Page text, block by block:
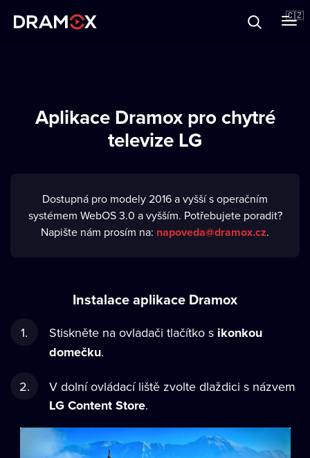
🇨🇿
Aplikace Dramox pro chytré
televize LG
Dostupná pro modely 2016 a vyšší s operačním
systémem WebOS 3.0 a vyšším. Potřebujete poradit?
Napište nám prosím na: napoveda@dramox.cz.
Instalace aplikace Dramox
Stiskněte na ovladači tlačítko s ikonkou
domečku.
V dolní ovládací liště zvolte dlaždici s názvem
LG Content Store.